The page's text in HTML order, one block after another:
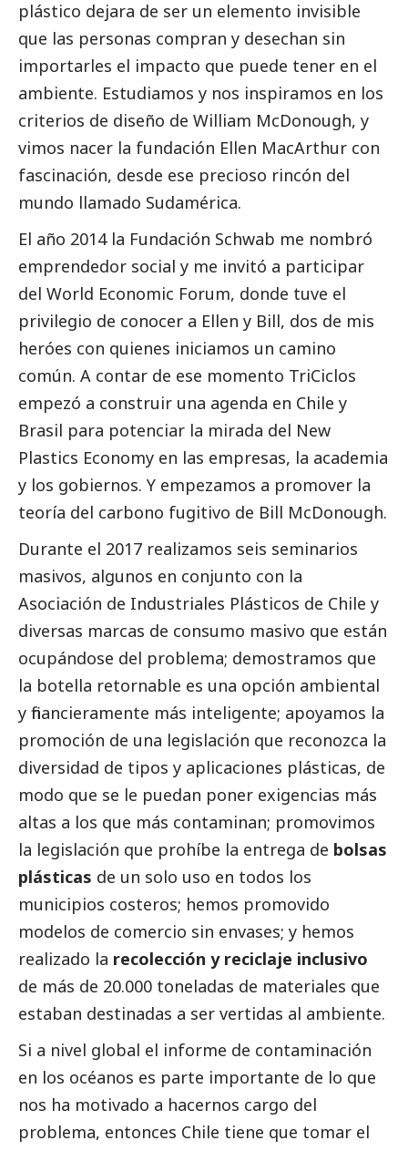
plástico dejara de ser un elemento invisible
que las personas compran y desechan sin
importarles el impacto que puede tener en el
ambiente. Estudiamos y nos inspiramos en los
criterios de diseño de William McDonough, y
vimos nacer la fundación Ellen MacArthur con
fascinación, desde ese precioso rincón del
mundo llamado Sudamérica.
El año 2014 la Fundación Schwab me nombró
emprendedor social y me invitó a participar
del World Economic Forum, donde tuve el
privilegio de conocer a Ellen y Bill, dos de mis
heróes con quienes iniciamos un camino
común. A contar de ese momento TriCiclos
empezó a construir una agenda en Chile y
Brasil para potenciar la mirada del New
Plastics Economy en las empresas, la academia
y los gobiernos. Y empezamos a promover la
teoría del carbono fugitivo de Bill McDonough.
Durante el 2017 realizamos seis seminarios
masivos, algunos en conjunto con la
Asociación de Industriales Plásticos de Chile y
diversas marcas de consumo masivo que están
ocupándose del problema; demostramos que
la botella retornable es una opción ambiental
y financieramente más inteligente; apoyamos la
promoción de una legislación que reconozca la
diversidad de tipos y aplicaciones plásticas, de
modo que se le puedan poner exigencias más
altas a los que más contaminan; promovimos
la legislación que prohíbe la entrega de bolsas
plásticas de un solo uso en todos los
municipios costeros; hemos promovido
modelos de comercio sin envases; y hemos
realizado la recolección y reciclaje inclusivo
de más de 20.000 toneladas de materiales que
estaban destinadas a ser vertidas al ambiente.
Si a nivel global el informe de contaminación
en los océanos es parte importante de lo que
nos ha motivado a hacernos cargo del
problema, entonces Chile tiene que tomar el